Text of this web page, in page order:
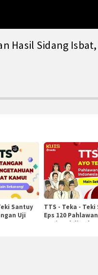
Hasil Sidang
Santuy
Uji
TTS - Teka -
Eps 120 Pahlawan
Nasional di